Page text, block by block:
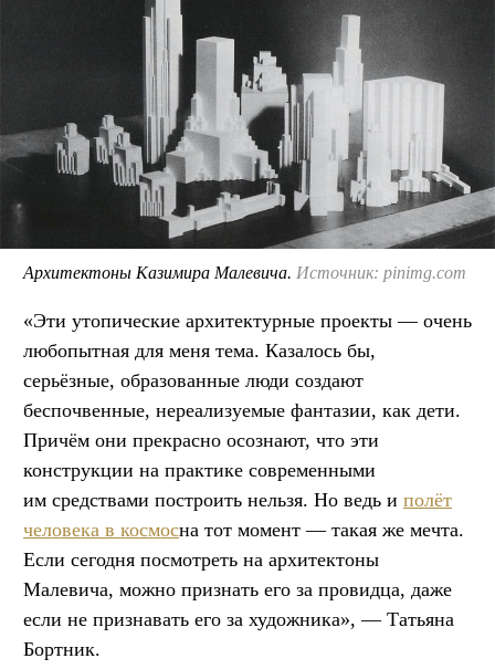
Архитектоны Казимира Малевича. Источник: pinimg.com
«Эти утопические архитектурные проекты — очень
любопытная для меня тема. Казалось бы,
серьёзные, образованные люди создают
беспочвенные, нереализуемые фантазии, как дети.
Причём они прекрасно осознают, что эти
конструкции на практике современными
им средствами построить нельзя. Но ведь и полёт
человека в космосна тот момент — такая же мечта.
Если сегодня посмотреть на архитектоны
Малевича, можно признать его за провидца, даже
если не признавать его за художника», — Татьяна
Бортник.